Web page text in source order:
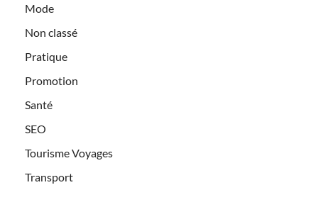
Mode
Non classé
Pratique
Promotion
Santé
SEO
Tourisme Voyages
Transport